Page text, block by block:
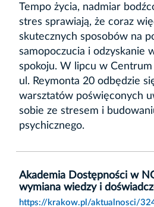
Tempo życia, nadmiar
stres sprawiają, że coraz
skutecznych sposobów na
samopoczucia i odzyskanie
spokoju. W lipcu w
ul. Reymonta 20 odbędzie
warsztatów poświęconych
sobie ze stresem i
psychicznego.
Akademia Dostępności w
wymiana wiedzy i
https://krakow.pl/aktualnosci/